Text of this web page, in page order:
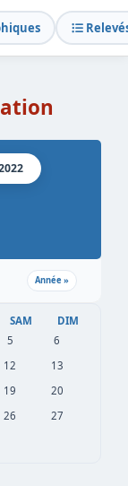
Année»
SAM
DIM
5
6
12
13
19
20
26
27